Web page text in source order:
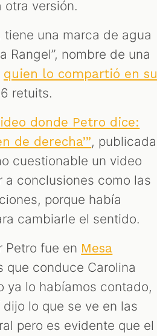
otra versión.
tiene una marca de agua
Rangel”, nombre de una
quien lo compartió en
retuits.
donde Petro dice:
de derecha’”, publicada
cuestionable un video
a conclusiones como las
porque había
cambiarle el sentido.
Petro fue en Mesa
que conduce Carolina
ya lo habíamos contado,
lo que se ve en las
pero es evidente que el